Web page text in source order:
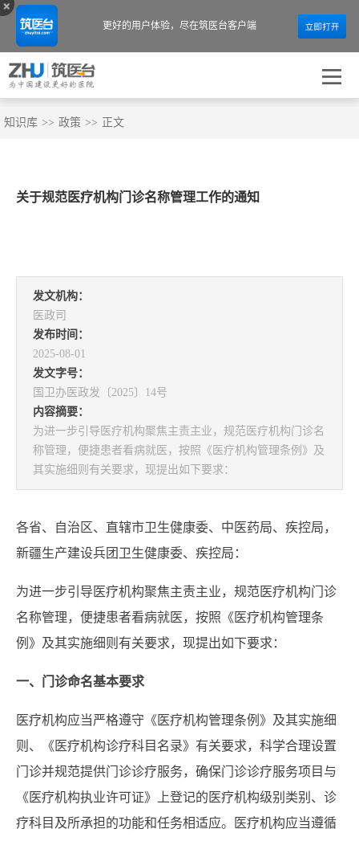
知识库 >> 政策 >> 正文
关于规范医疗机构门诊名称管理工作的通知
发文机构：
医政司
发布时间：
2025-08-01
发文字号：
国卫办医政发〔2025〕14号
内容摘要：
为进一步引导医疗机构聚焦主责主业，规范医疗机构门诊名
称管理，便捷患者看病就医，按照《医疗机构管理条例》及
其实施细则有关要求，现提出如下要求：
各省、自治区、直辖市卫生健康委、中医药局、疾控局，
新疆生产建设兵团卫生健康委、疾控局：
为进一步引导医疗机构聚焦主责主业，规范医疗机构门诊
名称管理，便捷患者看病就医，按照《医疗机构管理条
例》及其实施细则有关要求，现提出如下要求：
一、门诊命名基本要求
医疗机构应当严格遵守《医疗机构管理条例》及其实施细
则、《医疗机构诊疗科目名录》有关要求，科学合理设置
门诊并规范提供门诊诊疗服务，确保门诊诊疗服务项目与
《医疗机构执业许可证》上登记的医疗机构级别类别、诊
疗科目及所承担的功能和任务相适应。医疗机构应当遵循
更好的用户体验， 尽在筑医台客户端